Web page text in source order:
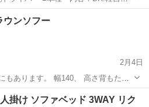
件数：日による ＜必須資格
デリバリー
ウンソフー
2月4日
もあります。 幅140、 高さ背もたれ
ソファ
掛け ソファベッド 3WAY リク